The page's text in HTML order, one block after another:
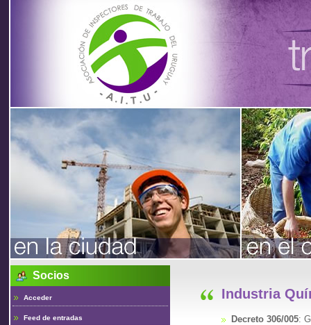
Asociación
de
Inspectores
de Trabajo
del UruguayIndustria
Decreto 306/005:
Socios
Acceder
Feed de entradas